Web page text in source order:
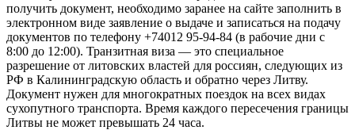
получить документ, необходимо заранее на сайте заполнить в
электронном виде заявление о выдаче и записаться на подачу
документов по телефону +74012 95-94-84 (в рабочие дни с
8:00 до 12:00). Транзитная виза — это специальное
разрешение от литовских властей для россиян, следующих из
РФ в Калининградскую область и обратно через Литву.
Документ нужен для многократных поездок на всех видах
сухопутного транспорта. Время каждого пересечения границы
Литвы не может превышать 24 часа.